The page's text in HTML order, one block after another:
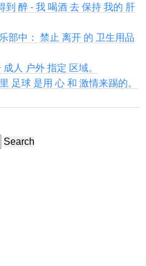
到 醉 - 我 喝酒 去 保持 我的 肝
部中： 禁止 离开 的 卫生用品
人 户外 指定 区域。
足球 是用 心 和 激情来踢的。
Search